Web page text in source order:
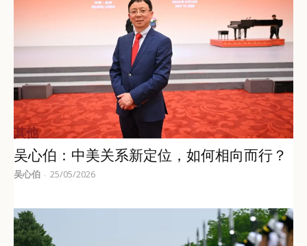
其他
吴心伯：中美关系新定位，如何相向而行？
吴心伯 - 25/05/2026